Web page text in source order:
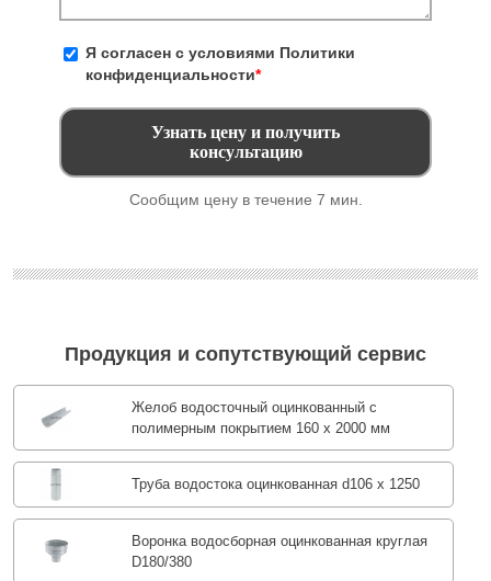
Я согласен с условиями Политики
конфиденциальности*
Сообщим цену в течение 7 мин.
Продукция и сопутствующий сервис
Желоб водосточный оцинкованный с
полимерным покрытием 160 х 2000 мм
Труба водостока оцинкованная d106 х 1250
Воронка водосборная оцинкованная круглая
D180/380